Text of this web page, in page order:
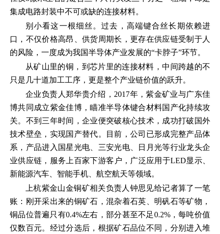
集成电路封装中不可或缺的连接材料。
别小看这一根细丝。过去，高端键合丝长期依赖进
口，不仅价格高昂、供货周期长，更存在供应链受制于人
的风险，一度成为我国半导体产业发展的“卡脖子”环节。
从矿山里的铜，到芯片里的连接材料，中间跨越的不
只是几十道加工工序，更是整个产业链价值的跃升。
企业负责人郑华贵介绍，2017年，紫金矿业与广东佳
博共同成立紫金佳博，瞄准半导体键合材料国产化持续攻
关。不到三年时间，企业便突破核心技术，成功打破国外
技术壁垒，实现国产替代。目前，公司已形成完整产品体
系，产品进入国星光电、三安光电、日月光等行业龙头企
业供应链，服务上百家下游客户，广泛应用于LED显示、
新能源汽车、智能手机、航空航天等领域。
上杭紫金山金铜矿相关负责人钟思见给记者算了一笔
账：刚开采出来的铜矿石，混杂着石英、明矾石等矿物，
铜品位普遍只有0.4%左右，部分甚至不足0.2%，每吨价值
仅数百元。经过分选后，根据矿石品位不同，分别进入堆